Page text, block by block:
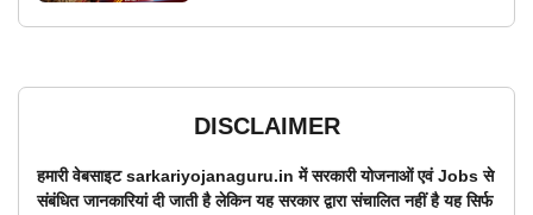
DISCLAIMER
हमारी वेबसाइट sarkariyojanaguru.in में सरकारी योजनाओं एवं Jobs से
संबंधित जानकारियां दी जाती है लेकिन यह सरकार द्वारा संचालित नहीं है यह सिर्फ